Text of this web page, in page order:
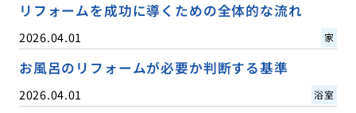
リフォームを成功に導くための全体的な流れ
2026.04.01 家
お風呂のリフォームが必要か判断する基準
2026.04.01 浴室